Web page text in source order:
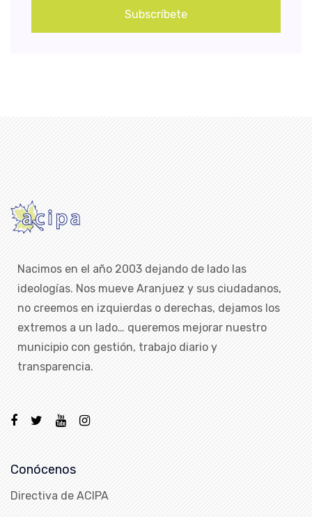
Subscríbete
Nacimos en el año 2003 dejando de lado las
ideologías. Nos mueve Aranjuez y sus ciudadanos,
no creemos en izquierdas o derechas, dejamos los
extremos a un lado… queremos mejorar nuestro
municipio con gestión, trabajo diario y
transparencia.
Conócenos
Directiva de ACIPA